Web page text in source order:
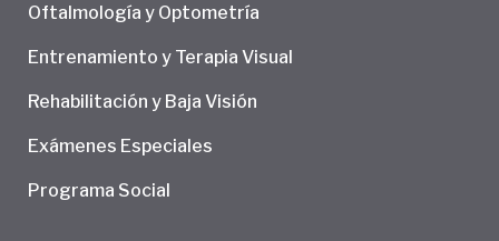
Oftalmología y Optometría
Entrenamiento y Terapia Visual
Rehabilitación y Baja Visión
Exámenes Especiales
Programa Social